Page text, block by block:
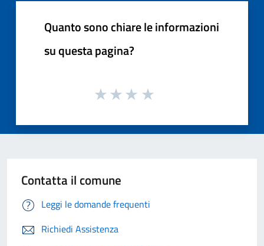
Quanto sono chiare le informazioni
su questa pagina?
Contatta il comune
Leggi le domande frequenti
Richiedi Assistenza